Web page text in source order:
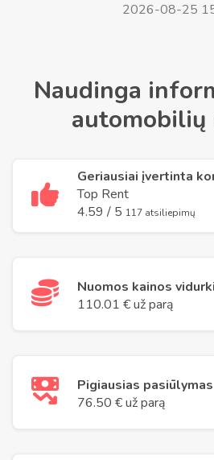
2026-08-25
Naudinga
automobilių
Geriausiai įvertinta
Top Rent
4.59 / 5 117 atsiliepimų
Nuomos kainos
110.01 € už parą
Pigiausias pasiūlymas
76.50 € už parą